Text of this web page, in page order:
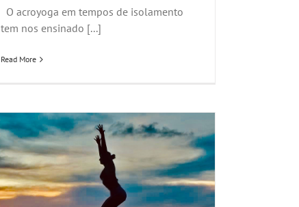
O acroyoga em tempos de isolamento
tem nos ensinado [...]
Read More